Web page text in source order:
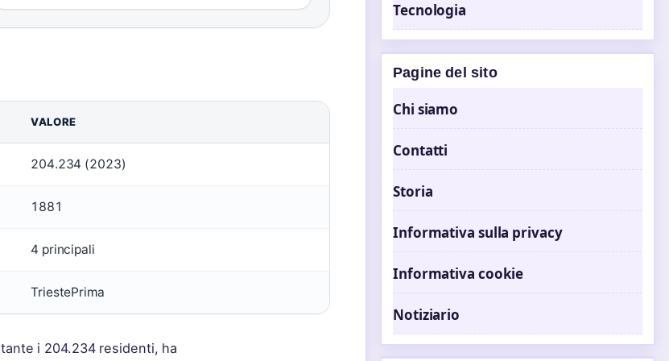
VALORE
204.234 (2023)
1881
4 principali
TriestePrima
i 204.234 residenti, ha
Tecnologia
Pagine del sito
Chi siamo
Contatti
Storia
Informativa sulla privacy
Informativa cookie
Notiziario